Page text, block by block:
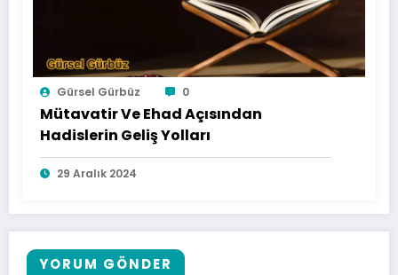
Gürsel Gürbüz 0
Mütavatir Ve Ehad Açısından
Hadislerin Geliş Yolları
29 Aralık 2024
YORUM GÖNDER